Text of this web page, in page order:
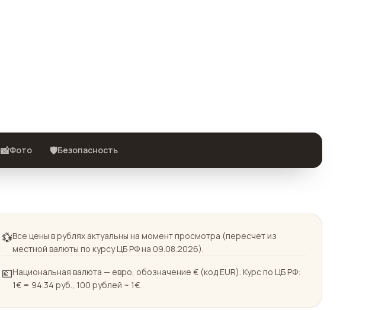
📸Фото 🛡️Безопасность
💱Все цены в рублях актуальны на момент просмотра (пересчет из
местной валюты по курсу ЦБ РФ на 09.08.2026).
💶Национальная валюта — евро, обозначение € (код EUR). Курс по ЦБ РФ:
1€ = 94.34 руб., 100 рублей ~ 1€.